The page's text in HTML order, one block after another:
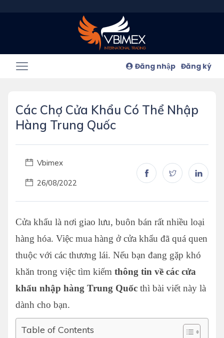
Đăng nhập Đăng ký
Các Chợ Cửa Khẩu Có Thể Nhập
Hàng Trung Quốc
Vbimex
26/08/2022
Cửa khẩu là nơi giao lưu, buôn bán rất nhiều loại
hàng hóa. Việc mua hàng ở cửa khẩu đã quá quen
thuộc với các thương lái. Nếu bạn đang gặp khó
khăn trong việc tìm kiếm thông tin về các cửa
khẩu nhập hàng Trung Quốc thì bài viết này là
dành cho bạn.
Table of Contents